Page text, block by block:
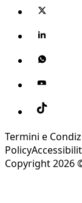
Termini e
Policy
Copyright 2026